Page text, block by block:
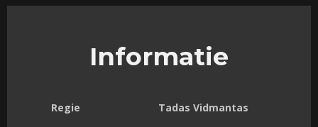
Informatie
Regie Tadas Vidmantas